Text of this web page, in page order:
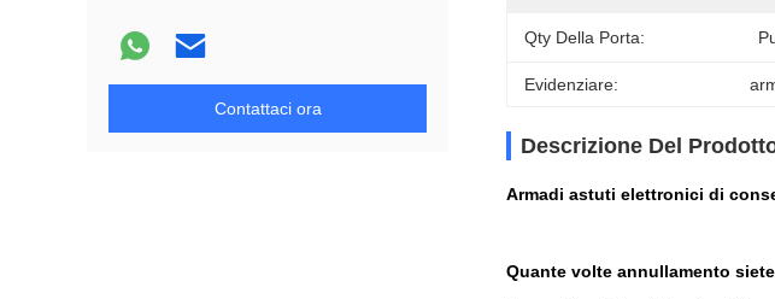
Contattaci ora
Qty Della Porta:
Evidenziare:
Descrizione Del
Armadi astuti elettronici di
Quante volte annullamento